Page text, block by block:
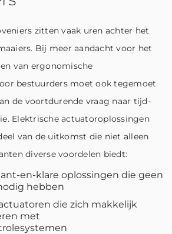
zitten vaak uren achter het
Bij meer aandacht voor het
van ergonomische
bestuurders moet ook tegemoet
de voortdurende vraag naar tijd-
Elektrische actuatoroplossingen
van de uitkomst die niet alleen
diverse voordelen biedt:
en-klare oplossingen die geen
hebben
die zich makkelijk
met